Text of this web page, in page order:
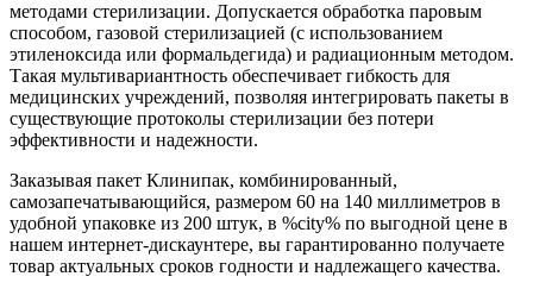
методами стерилизации. Допускается обработка паровым
способом, газовой стерилизацией (с использованием
этиленоксида или формальдегида) и радиационным методом.
Такая мультивариантность обеспечивает гибкость для
медицинских учреждений, позволяя интегрировать пакеты в
существующие протоколы стерилизации без потери
эффективности и надежности.
Заказывая пакет Клинипак, комбинированный,
самозапечатывающийся, размером 60 на 140 миллиметров в
удобной упаковке из 200 штук, в %city% по выгодной цене в
нашем интернет-дискаунтере, вы гарантированно получаете
товар актуальных сроков годности и надлежащего качества.